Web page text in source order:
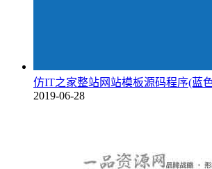
仿IT之家整站网站模板源码程序(蓝
2019-06-28